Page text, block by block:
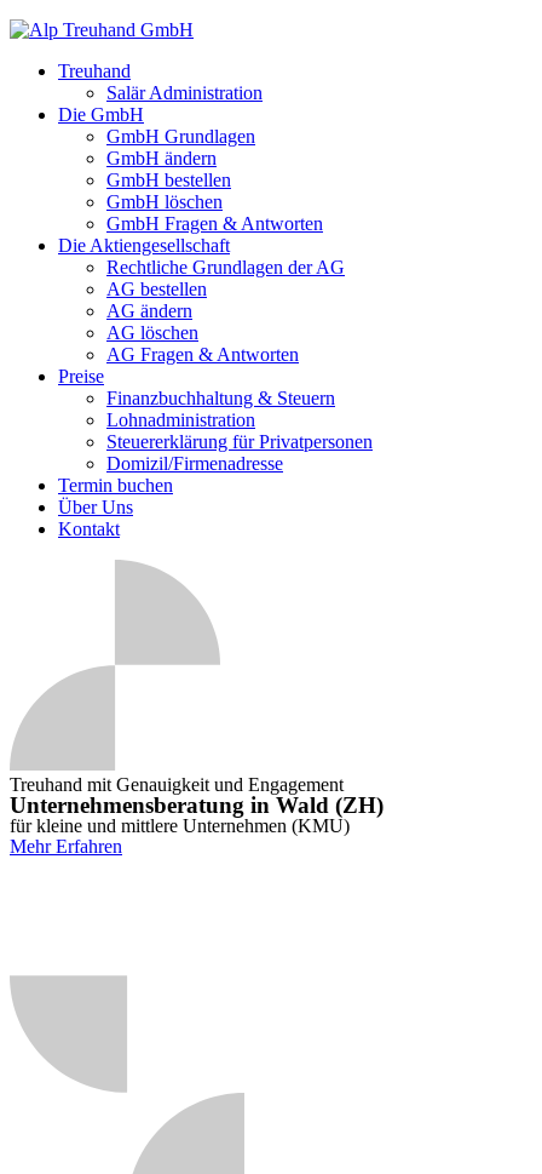
Treuhand
Salär Administration
Die GmbH
GmbH Grundlagen
GmbH ändern
GmbH bestellen
GmbH löschen
GmbH Fragen & Antworten
Die Aktiengesellschaft
Rechtliche Grundlagen der AG
AG bestellen
AG ändern
AG löschen
AG Fragen & Antworten
Preise
Finanzbuchhaltung & Steuern
Lohnadministration
Steuererklärung für Privatpersonen
Domizil/Firmenadresse
Termin buchen
Über Uns
Kontakt
Treuhand mit Genauigkeit und Engagement
Unternehmensberatung in Wald (ZH)
für kleine und mittlere Unternehmen (KMU)
Mehr Erfahren